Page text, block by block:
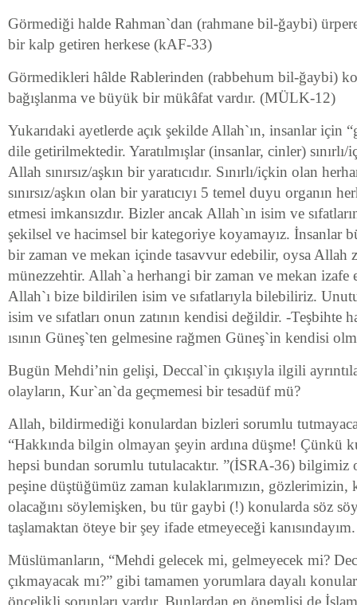
Görmediği halde Rahman`dan (rahmane bil-ğaybi)
bir kalp getiren herkese (kAF-33)
Görmedikleri hâlde Rablerinden (rabbehum bil-ğaybi)
bağışlanma ve büyük bir mükâfat vardır. (MÜLK-12)
Yukarıdaki ayetlerde açık şekilde Allah`ın, insanlar için
dile getirilmektedir. Yaratılmışlar (insanlar, cinler)
Allah sınırsız/aşkın bir yaratıcıdır. Sınırlı/içkin olan
sınırsız/aşkın olan bir yaratıcıyı 5 temel duyu organın
etmesi imkansızdır. Bizler ancak Allah`ın isim ve
şekilsel ve hacimsel bir kategoriye koyamayız. İnsanlar
bir zaman ve mekan içinde tasavvur edebilir, oysa Allah
münezzehtir. Allah`a herhangi bir zaman ve mekan izafe
Allah`ı bize bildirilen isim ve sıfatlarıyla bilebiliriz.
isim ve sıfatları onun zatının kendisi değildir. -Teşbihte
ısının Güneş`ten gelmesine rağmen Güneş`in kendisi
Bugün Mehdi’nin gelişi, Deccal`in çıkışıyla ilgili
olayların, Kur`an`da geçmemesi bir tesadüf mü?
Allah, bildirmediği konulardan bizleri sorumlu
“Hakkında bilgin olmayan şeyin ardına düşme! Çünkü
hepsi bundan sorumlu tutulacaktır. ”(İSRA-36) bilgimiz
peşine düştüğümüz zaman kulaklarımızın,
olacağını söylemişken, bu tür gaybi (!) konularda söz
taşlamaktan öteye bir şey ifade etmeyeceği kanısındayım.
Müslümanların, “Mehdi gelecek mi, gelmeyecek mi?
çıkmayacak mı?” gibi tamamen yorumlara dayalı
öncelikli sorunları vardır. Bunlardan en önemlisi de